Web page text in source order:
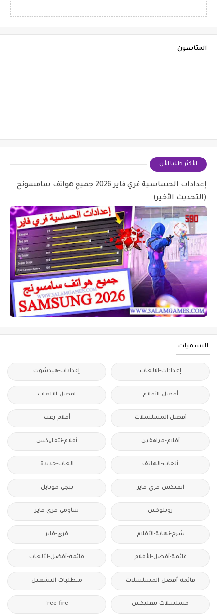
المتابعون
الأكثر طلبا الأن
إعدادات الحساسية فري فاير 2026 جميع هواتف سامسونج
(التحديث الأخير)
التسميات
إعدادات-الالعاب إعدادات-هيدشوت
أفضل-الأفلام افضل-الالعاب
أفضل-المسلسلات أفلام-رعب
أفلام-مراهقين أفلام-نتفليكس
ألعاب-الهاتف العاب-جديدة
انفنكس-فري-فاير ببجي-موبايل
روبلوكس شاومي-فري-فاير
شرح-نهاية-الأفلام فري-فاير
قائمة-أفضل-الأفلام قائمة-أفضل-الألعاب
قائمة-أفضل-المسلسلات متطلبات-التشغيل
مسلسلات-نتفليكس free-fire